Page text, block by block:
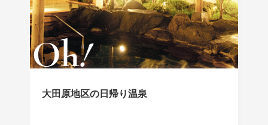
大田原地区の日帰り温泉